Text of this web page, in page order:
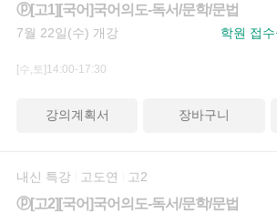
ⓟ[고1][국어]국어의도-독서/문학/문법
7월 22일(수) 개강 학원 접수
[수,토]14:00-17:30
강의계획서 장바구니
내신 특강 고도연 고2
ⓟ[고2][국어]국어의도-독서/문학/문법